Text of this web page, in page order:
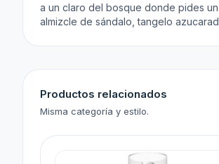
a un claro del bosque donde pides
almizcle de sándalo, tangelo
Productos relacionados
Misma categoría y estilo.